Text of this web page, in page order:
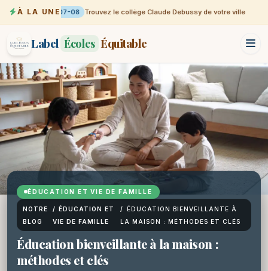
À LA UNE07-08 Trouvez le collège Claude Debussy de votre ville
Label Écoles Équitable
ÉDUCATION ET VIE DE FAMILLE
NOTRE
BLOG
/ ÉDUCATION ET
VIE DE FAMILLE
/ ÉDUCATION BIENVEILLANTE À
LA MAISON : MÉTHODES ET CLÉS
Éducation bienveillante à la maison :
méthodes et clés